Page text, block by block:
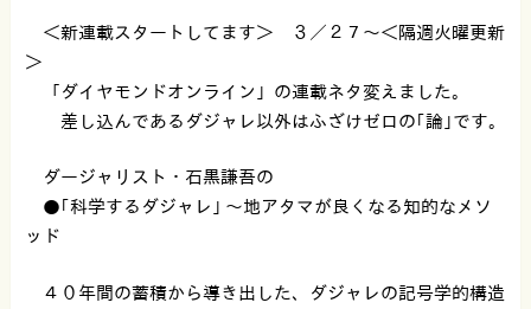
＜新連載スタートしてます＞ ３／２７〜＜隔週火曜更新
＞
「ダイヤモンドオンライン」の連載ネタ変えました。
差し込んであるダジャレ以外はふざけゼロの｢論｣です。
ダージャリスト・石黒謙吾の
●｢科学するダジャレ｣ 〜地アタマが良くなる知的なメソ
ッド
４０年間の蓄積から導き出した、ダジャレの記号学的構造